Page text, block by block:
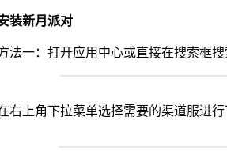
装新月派对
法一：打开应用中心或直接在搜索框搜
右上角下拉菜单选择需要的渠道服进行